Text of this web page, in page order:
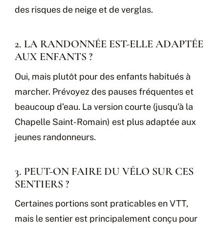
des risques de neige et de verglas.
2. LA RANDONNÉE EST-ELLE ADAPTÉE
AUX ENFANTS ?
Oui, mais plutôt pour des enfants habitués à
marcher. Prévoyez des pauses fréquentes et
beaucoup d’eau. La version courte (jusqu’à la
Chapelle Saint-Romain) est plus adaptée aux
jeunes randonneurs.
3. PEUT-ON FAIRE DU VÉLO SUR CES
SENTIERS ?
Certaines portions sont praticables en VTT,
mais le sentier est principalement conçu pour